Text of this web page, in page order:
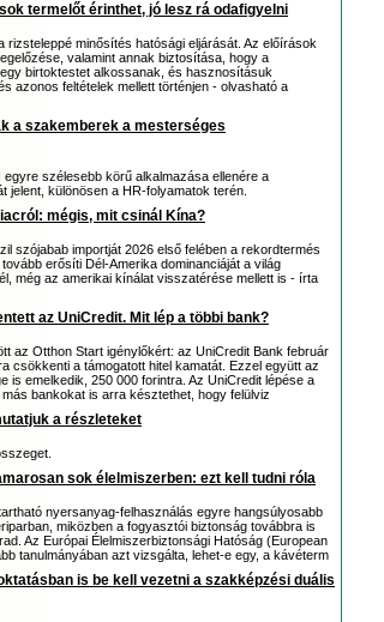
termelőt érinthet, jó lesz rá odafigyelni
rizsteleppé minősítés hatósági eljárását. Az előírások
valamint annak biztosítása, hogy a
birtoktestet alkossanak, és hasznosításuk
azonos feltételek mellett történjen - olvasható a
a szakemberek a mesterséges
szélesebb körű alkalmazása ellenére a
jelent, különösen a HR-folyamatok terén.
mégis, mit csinál Kína?
szójabab importját 2026 első felében a rekordtermés
erősíti Dél-Amerika dominanciáját a világ
még az amerikai kínálat visszatérése mellett is - írta
az UniCredit. Mit lép a többi bank?
az Otthon Start igénylőkért: az UniCredit Bank február
csökkenti a támogatott hitel kamatát. Ezzel együtt az
is emelkedik, 250 000 forintra. Az UniCredit lépése a
bankokat is arra késztethet, hogy felülviz
a részleteket
sok élelmiszerben: ezt kell tudni róla
nyersanyag-felhasználás egyre hangsúlyosabb
miközben a fogyasztói biztonság továbbra is
Az Európai Élelmiszerbiztonsági Hatóság (European
tanulmányában azt vizsgálta, lehet-e egy, a kávéterm
is be kell vezetni a szakképzési duális